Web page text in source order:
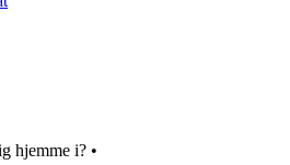
hjemme i? •